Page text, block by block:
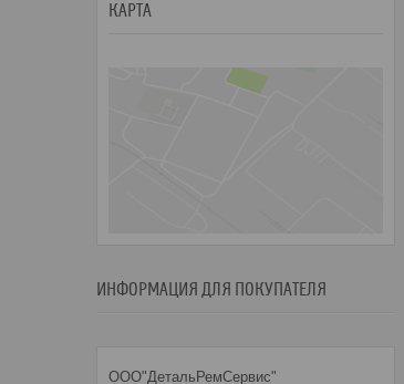
КАРТА
ИНФОРМАЦИЯ ДЛЯ ПОКУПАТЕЛЯ
ООО"ДетальРемСервис"